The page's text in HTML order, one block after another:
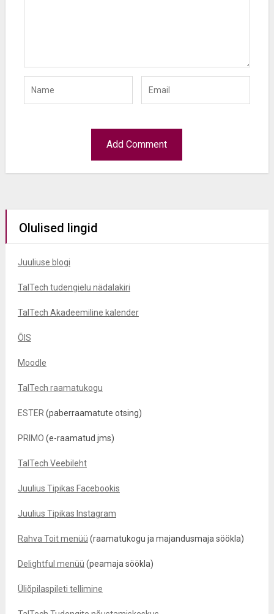
Olulised lingid
Juuliuse blogi
TalTech tudengielu nädalakiri
TalTech Akadeemiline kalender
ÕIS
Moodle
TalTech raamatukogu
ESTER (paberraamatute otsing)
PRIMO (e-raamatud jms)
TalTech Veebileht
Juulius Tipikas Facebookis
Juulius Tipikas Instagram
Rahva Toit menüü (raamatukogu ja majandusmaja söökla)
Delightful menüü (peamaja söökla)
Üliõpilaspileti tellimine